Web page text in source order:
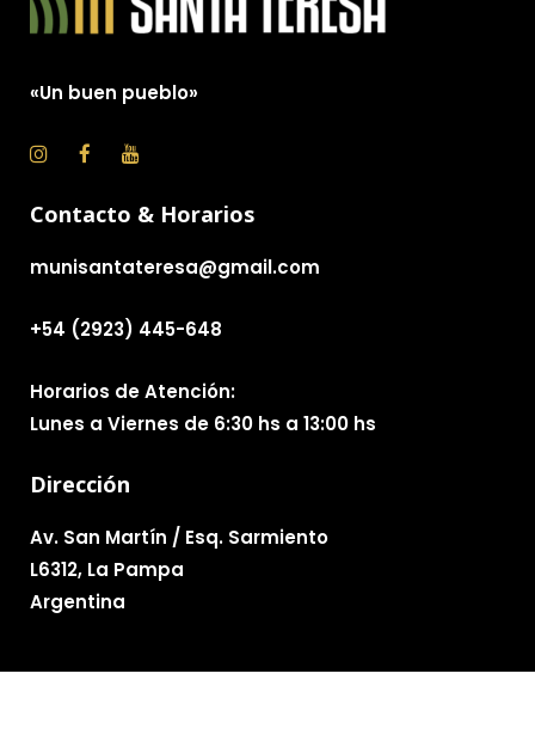
«Un buen pueblo»
Contacto & Horarios
munisantateresa@gmail.com
+54 (2923) 445-648
Horarios de Atención:
Lunes a Viernes de 6:30 hs a 13:00 hs
Dirección
Av. San Martín / Esq. Sarmiento
L6312, La Pampa
Argentina